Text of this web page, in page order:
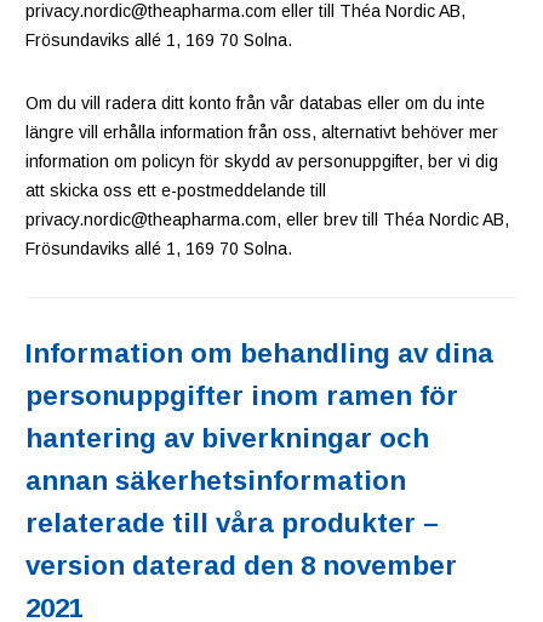
privacy.nordic@theapharma.com eller till Théa Nordic AB,
Frösundaviks allé 1, 169 70 Solna.
Om du vill radera ditt konto från vår databas eller om du inte
längre vill erhålla information från oss, alternativt behöver mer
information om policyn för skydd av personuppgifter, ber vi dig
att skicka oss ett e-postmeddelande till
privacy.nordic@theapharma.com, eller brev till Théa Nordic AB,
Frösundaviks allé 1, 169 70 Solna.
Information om behandling av dina
personuppgifter inom ramen för
hantering av biverkningar och
annan säkerhetsinformation
relaterade till våra produkter –
version daterad den 8 november
2021